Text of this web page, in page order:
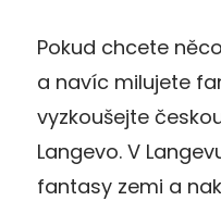
Pokud chcete
a navíc milujete
vyzkoušejte
Langevo. V
fantasy zemi a